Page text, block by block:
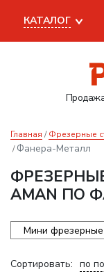
КАТАЛОГ
Главная Фрезерные
Фанера-Металл
AMAN ПО
Мини фрезерные
Сортировать: по